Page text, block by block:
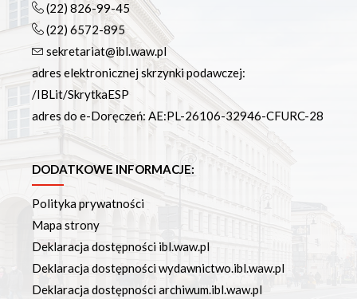
(22) 826-99-45
(22) 6572-895
sekretariat@ibl.waw.pl
adres elektronicznej skrzynki podawczej:
/IBLit/SkrytkaESP
adres do e-Doręczeń: AE:PL-26106-32946-CFURC-28
DODATKOWE INFORMACJE:
Polityka prywatności
Mapa strony
Deklaracja dostępności ibl.waw.pl
Deklaracja dostępności wydawnictwo.ibl.waw.pl
Deklaracja dostępności archiwum.ibl.waw.pl